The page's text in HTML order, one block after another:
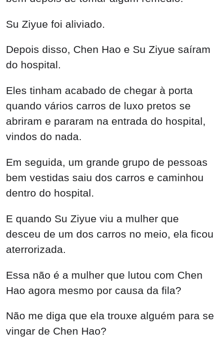
Su Ziyue foi aliviado.
Depois disso, Chen Hao e Su Ziyue saíram
do hospital.
Eles tinham acabado de chegar à porta
quando vários carros de luxo pretos se
abriram e pararam na entrada do hospital,
vindos do nada.
Em seguida, um grande grupo de pessoas
bem vestidas saiu dos carros e caminhou
dentro do hospital.
E quando Su Ziyue viu a mulher que
desceu de um dos carros no meio, ela ficou
aterrorizada.
Essa não é a mulher que lutou com Chen
Hao agora mesmo por causa da fila?
Não me diga que ela trouxe alguém para se
vingar de Chen Hao?